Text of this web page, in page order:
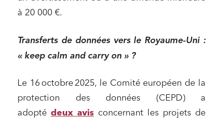
à 20 000 €.
Transferts de données vers le Royaume-Uni :
« keep calm and carry on » ?
Le 16 octobre 2025, le Comité européen de la
protection des données (CEPD) a
adopté deux avis concernant les projets de